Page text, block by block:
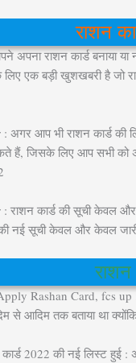
राशन
राशन कार्ड बनाया
एक बड़ी खुशखबरी है जो
अगर आप भी राशन कार्ड
हैं, जिसके लिए आप सभी को
कार्ड की सूची केवल
नई सूची केवल और केवल
Rashan Card, fcs
से आदिम तक बताया था
2022 की नई लिस्ट हुई :